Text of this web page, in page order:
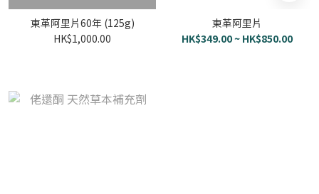
東革阿里片60年 (125g)
HK$1,000.00
東革阿里片
HK$349.00 ~ HK$850.00